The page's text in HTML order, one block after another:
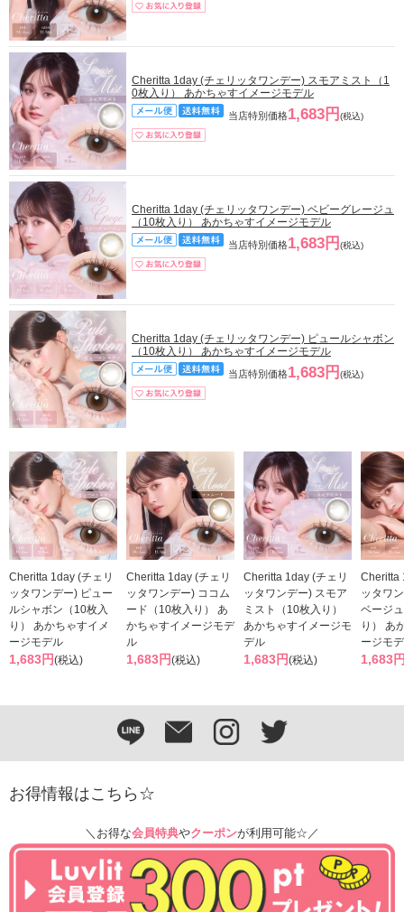
Cheritta 1day (チェリッタワンデー) スモアミスト（1
0枚入り） あかちゃすイメージモデル
当店特別価格1,683円 (税込)
Cheritta 1day (チェリッタワンデー) ベビーグレージュ
（10枚入り） あかちゃすイメージモデル
当店特別価格1,683円 (税込)
Cheritta 1day (チェリッタワンデー) ピュールシャボン
（10枚入り） あかちゃすイメージモデル
当店特別価格1,683円 (税込)
Cheritta 1day (チェリ
ッタワンデー) ピュー
ルシャボン（10枚入
り） あかちゃすイメ
ージモデル
1,683円(税込)
Cheritta 1day (チェリ
ッタワンデー) ココム
ード（10枚入り） あ
かちゃすイメージモデ
ル
1,683円(税込)
Cheritta 1day (チェリ
ッタワンデー) スモア
ミスト（10枚入り）
あかちゃすイメージモ
デル
1,683円(税込)
Cheritta
ッタワ
ベージ
り） あ
ージモ
1,683
お得情報はこちら☆
＼お得な会員特典やクーポンが利用可能☆／